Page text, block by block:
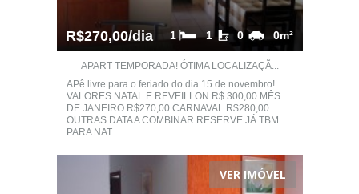
R$270,00/dia 0m²
0
1
1
APART TEMPORADA! ÓTIMA LOCALIZAÇÃ...
APê livre para o feriado do dia 15 de novembro!
VALORES NATAL E REVEILLON R$ 300,00 MÊS
DE JANEIRO R$270,00 CARNAVAL R$280,00
OUTRAS DATA A COMBINAR RESERVE JÁ TBM
PARA NAT...
VER IMÓVEL